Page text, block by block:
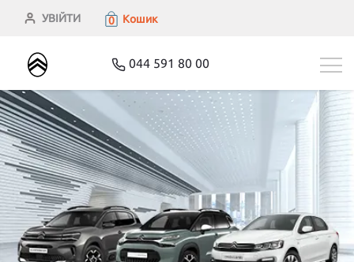
УВІЙТИ 0 Кошик
044 591 80 00